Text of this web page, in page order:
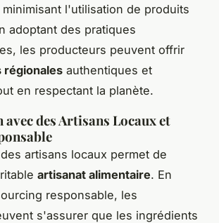
minimisant l'utilisation de produits
adoptant des pratiques
les producteurs peuvent offrir
régionales authentiques et
en respectant la planète.
des Artisans Locaux et
artisans locaux permet de
artisanat alimentaire. En
responsable, les
s'assurer que les ingrédients